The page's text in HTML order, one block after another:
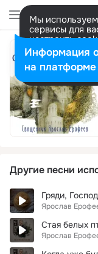
Мы
сервисы для
настроить
Разрешить
Другие песни
Гряди,
Ярослав
Стая белых
Ярослав
Информация
на